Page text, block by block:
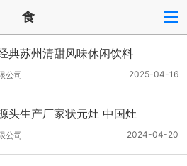
食
典苏州清甜风味休闲饮料
2025-04-16
公司
头生产厂家状元灶 中国灶
2024-04-20
公司